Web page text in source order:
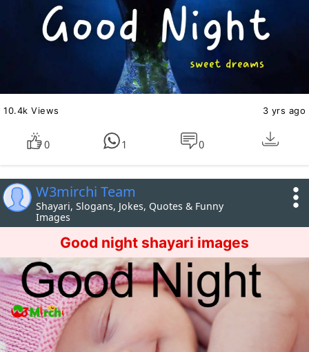
10.4k Views 3 yrs ago
0 1 0
W3mirchi Team
Shayari, Slogans, Jokes, Quotes & Funny
Images
Good night shayari images